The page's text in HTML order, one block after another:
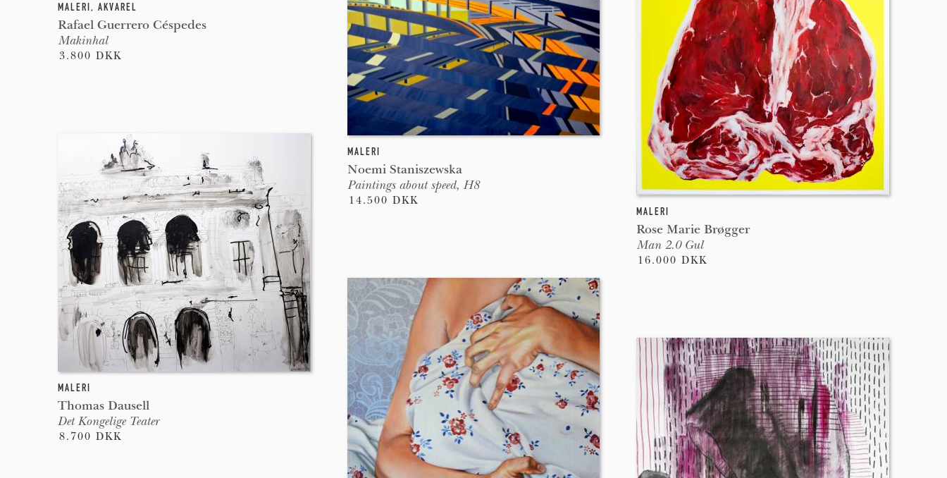
MALERI , AKVAREL
Rafael Guerrero Céspedes
Makinhal
3.800 DKK
MALERI
Thomas Dausell
Det Kongelige Teater
8.700 DKK
MALERI
Noemi Staniszewska
Paintings about speed, H8
14.500 DKK
MALERI
Rose Marie Brøgger
Man 2.0 Gul
16.000 DKK